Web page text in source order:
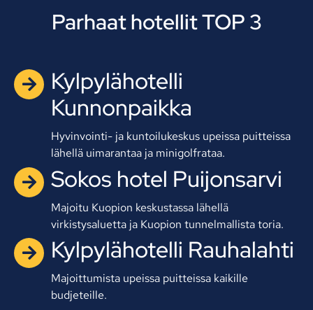
Parhaat hotellit TOP 3
Kylpylähotelli
Kunnonpaikka
Hyvinvointi- ja kuntoilukeskus upeissa puitteissa
lähellä uimarantaa ja minigolfrataa.
Sokos hotel Puijonsarvi
Majoitu Kuopion keskustassa lähellä
virkistysaluetta ja Kuopion tunnelmallista toria.
Kylpylähotelli Rauhalahti
Majoittumista upeissa puitteissa kaikille
budjeteille.